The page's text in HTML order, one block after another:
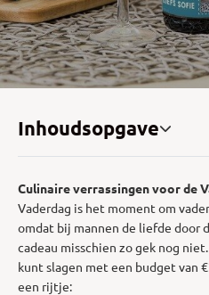
Inhoudsopgave
Culinaire verrassingen voor de
Vaderdag is het moment om
omdat bij mannen de liefde door
cadeau misschien zo gek nog
kunt slagen met een budget van
een rijtje: